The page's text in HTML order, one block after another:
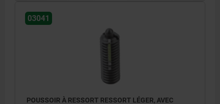
03041
POUSSOIR À RESSORT RESSORT LÉGER, AVEC